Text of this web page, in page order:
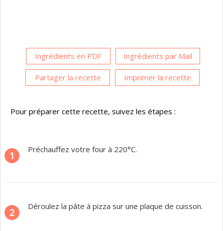
Ingrédients en PDF Ingrédients par Mail
Partager la recette Imprimer la recette
Pour préparer cette recette, suivez les étapes :
1
Préchauffez votre four à 220°C.
2
Déroulez la pâte à pizza sur une plaque de cuisson.